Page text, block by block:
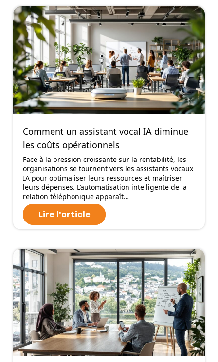
Comment un assistant vocal IA diminue
les coûts opérationnels
Face à la pression croissante sur la rentabilité, les
organisations se tournent vers les assistants vocaux
IA pour optimaliser leurs ressources et maîtriser
leurs dépenses. L’automatisation intelligente de la
relation téléphonique apparaît…
Lire l'article